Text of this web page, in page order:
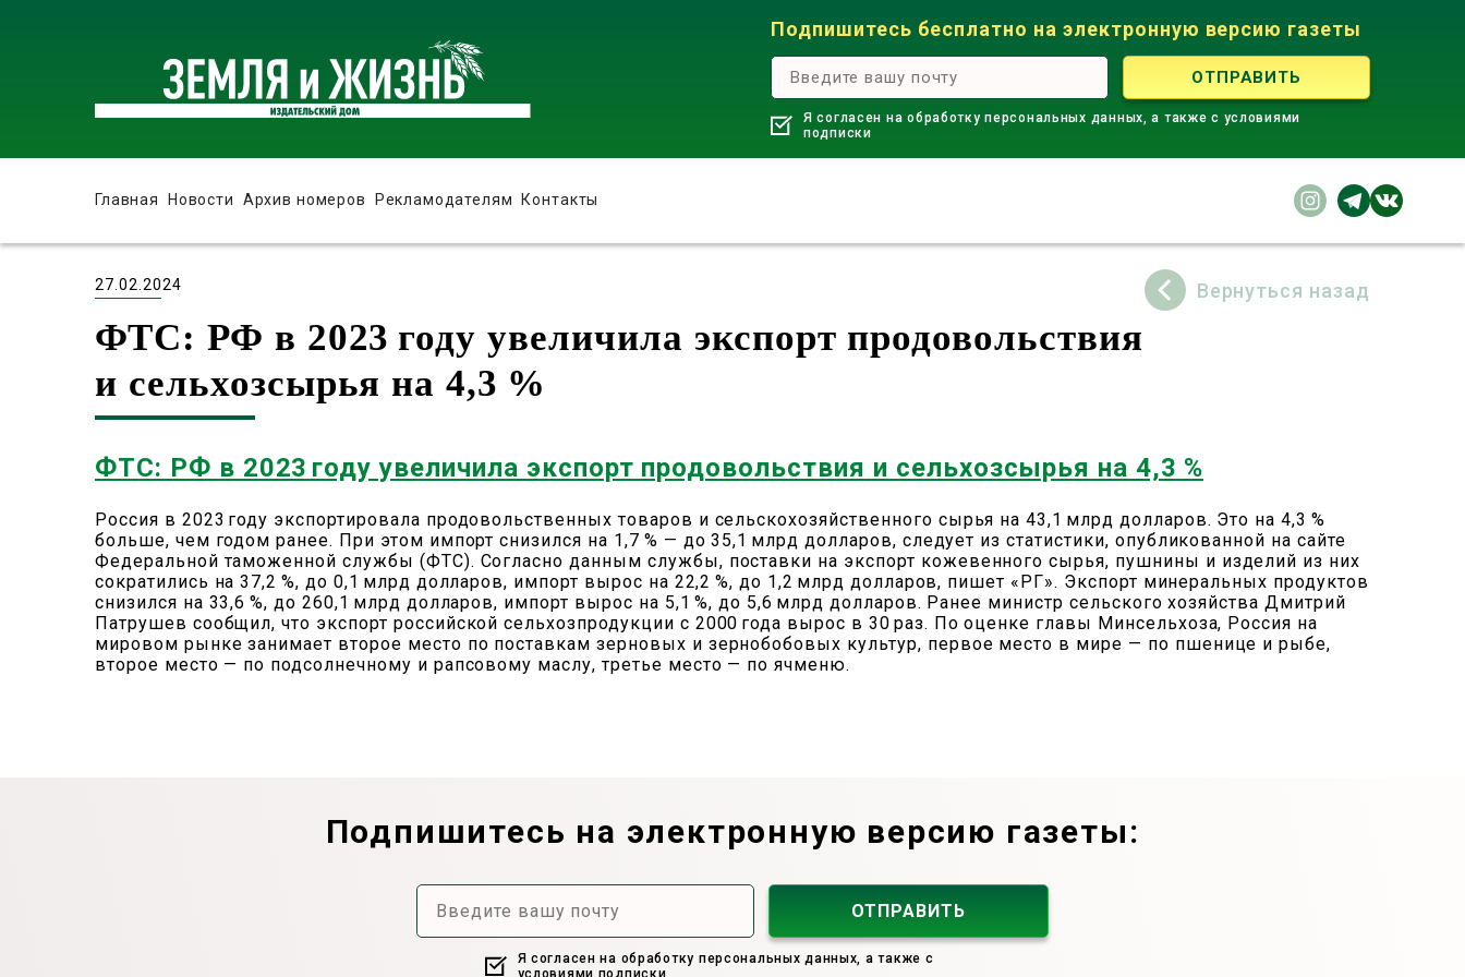
Подпишитесь бесплатно на электронную версию газеты
Я согласен на обработку персональных данных, а также с условиями
подписки
Главная Новости Архив номеров Рекламодателям Контакты
27.02.2024 Вернуться назад
ФТС: РФ в 2023 году увеличила экспорт продовольствия
и сельхозсырья на 4,3 %
ФТС: РФ в 2023 году увеличила экспорт продовольствия и сельхозсырья на 4,3 %
Россия в 2023 году экспортировала продовольственных товаров и сельскохозяйственного сырья на 43,1 млрд долларов. Это на 4,3 %
больше, чем годом ранее. При этом импорт снизился на 1,7 % — до 35,1 млрд долларов, следует из статистики, опубликованной на сайте
Федеральной таможенной службы (ФТС). Согласно данным службы, поставки на экспорт кожевенного сырья, пушнины и изделий из них
сократились на 37,2 %, до 0,1 млрд долларов, импорт вырос на 22,2 %, до 1,2 млрд долларов, пишет «РГ». Экспорт минеральных продуктов
снизился на 33,6 %, до 260,1 млрд долларов, импорт вырос на 5,1 %, до 5,6 млрд долларов. Ранее министр сельского хозяйства Дмитрий
Патрушев сообщил, что экспорт российской сельхозпродукции с 2000 года вырос в 30 раз. По оценке главы Минсельхоза, Россия на
мировом рынке занимает второе место по поставкам зерновых и зернобобовых культур, первое место в мире — по пшенице и рыбе,
второе место — по подсолнечному и рапсовому маслу, третье место — по ячменю.
Подпишитесь на электронную версию газеты:
Я согласен на обработку персональных данных, а также с
условиями подписки